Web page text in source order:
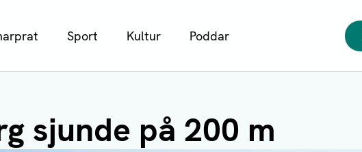
Sport Kultur Poddar
sjunde på 200 m